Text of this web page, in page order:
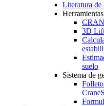
Literatura de
3D
suelo
Sistema de